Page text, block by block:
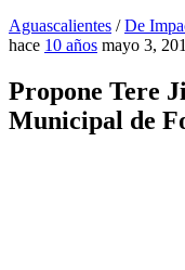
Aguascalientes /De
hace 10 años mayo 3,
Propone Tere
Municipal de